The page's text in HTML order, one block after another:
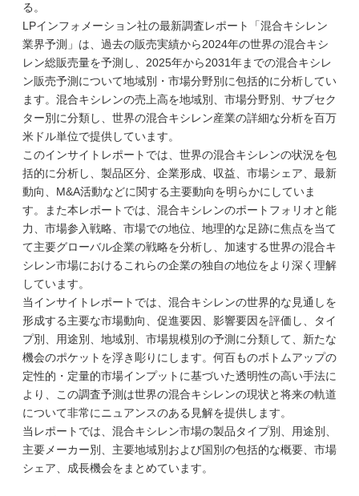
る。
LPインフォメーション社の最新調査レポート「混合キシレン
業界予測」は、過去の販売実績から2024年の世界の混合キシ
レン総販売量を予測し、2025年から2031年までの混合キシレ
ン販売予測について地域別・市場分野別に包括的に分析してい
ます。混合キシレンの売上高を地域別、市場分野別、サブセク
ター別に分類し、世界の混合キシレン産業の詳細な分析を百万
米ドル単位で提供しています。
このインサイトレポートでは、世界の混合キシレンの状況を包
括的に分析し、製品区分、企業形成、収益、市場シェア、最新
動向、M&A活動などに関する主要動向を明らかにしていま
す。また本レポートでは、混合キシレンのポートフォリオと能
力、市場参入戦略、市場での地位、地理的な足跡に焦点を当て
て主要グローバル企業の戦略を分析し、加速する世界の混合キ
シレン市場におけるこれらの企業の独自の地位をより深く理解
しています。
当インサイトレポートでは、混合キシレンの世界的な見通しを
形成する主要な市場動向、促進要因、影響要因を評価し、タイ
プ別、用途別、地域別、市場規模別の予測に分類して、新たな
機会のポケットを浮き彫りにします。何百ものボトムアップの
定性的・定量的市場インプットに基づいた透明性の高い手法に
より、この調査予測は世界の混合キシレンの現状と将来の軌道
について非常にニュアンスのある見解を提供します。
当レポートでは、混合キシレン市場の製品タイプ別、用途別、
主要メーカー別、主要地域別および国別の包括的な概要、市場
シェア、成長機会をまとめています。